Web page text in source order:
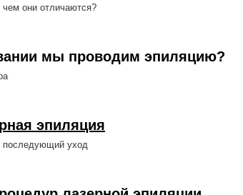
они отличаются?
мы проводим эпиляцию?
эпиляция
последующий уход